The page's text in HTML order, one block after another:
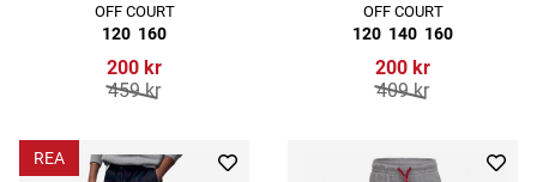
OFF COURT
120 160
200 kr
459 kr
OFF COURT
120 140 160
200 kr
409 kr
REA